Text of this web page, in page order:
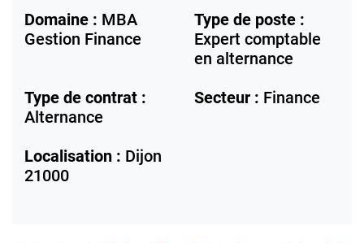
Domaine : MBA
Gestion Finance
Type de poste :
Expert comptable
en alternance
Type de contrat :
Alternance
Secteur : Finance
Localisation : Dijon
21000